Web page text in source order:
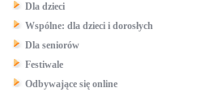
Dla dzieci
Wspólne: dla dzieci i dorosłych
Dla seniorów
Festiwale
Odbywające się online